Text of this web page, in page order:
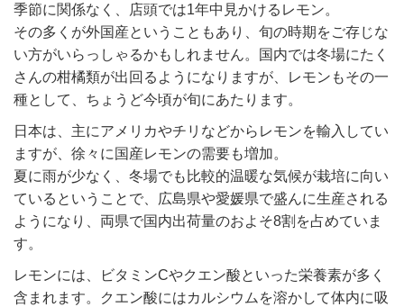
季節に関係なく、店頭では1年中見かけるレモン。
その多くが外国産ということもあり、旬の時期をご存じな
い方がいらっしゃるかもしれません。国内では冬場にたく
さんの柑橘類が出回るようになりますが、レモンもその一
種として、ちょうど今頃が旬にあたります。
日本は、主にアメリカやチリなどからレモンを輸入してい
ますが、徐々に国産レモンの需要も増加。
夏に雨が少なく、冬場でも比較的温暖な気候が栽培に向い
ているということで、広島県や愛媛県で盛んに生産される
ようになり、両県で国内出荷量のおよそ8割を占めていま
す。
レモンには、ビタミンCやクエン酸といった栄養素が多く
含まれます。クエン酸にはカルシウムを溶かして体内に吸